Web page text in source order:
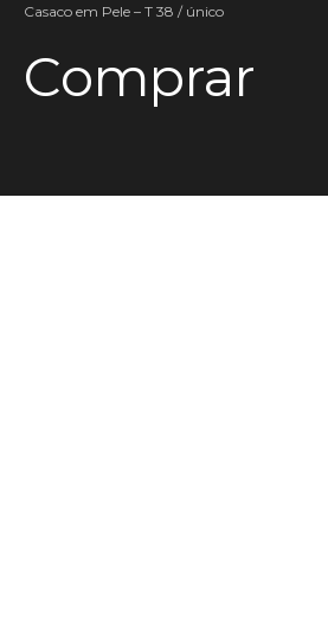
Casaco em Pele – T 38 / único
Comprar